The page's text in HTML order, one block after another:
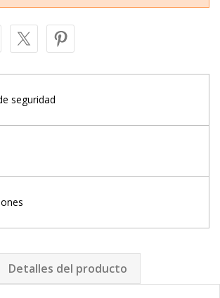
seguridad
Detalles del producto